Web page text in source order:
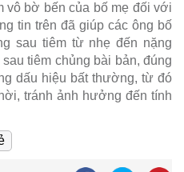
vô bờ bến của bố mẹ đối với
tin trên đã giúp các ông bố
sau tiêm từ nhẹ đến nặng
tiêm chủng bài bản, đúng
dấu hiệu bất thường, từ đó
tránh ảnh hưởng đến tính